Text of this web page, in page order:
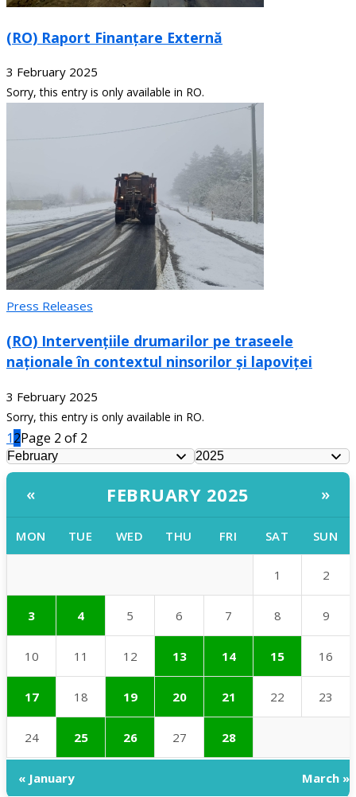
(RO) Raport Finanțare Externă
3 February 2025
Sorry, this entry is only available in RO.
Press Releases
(RO) Intervențiile drumarilor pe traseele
naționale în contextul ninsorilor și lapoviței
3 February 2025
Sorry, this entry is only available in RO.
12Page 2 of 2
« FEBRUARY 2025 »
MON TUE WED THU FRI SAT SUN
1 2
3 4 5 6 7 8 9
10 11 12 13 14 15 16
17 18 19 20 21 22 23
24 25 26 27 28
« January March »